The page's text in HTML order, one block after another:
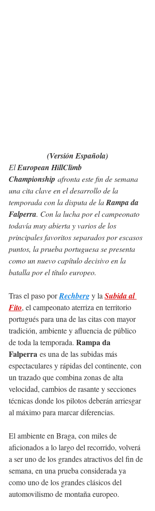
(Versión Española)
El European HillClimb
Championship afronta este fin de semana
una cita clave en el desarrollo de la
temporada con la disputa de la Rampa da
Falperra. Con la lucha por el campeonato
todavía muy abierta y varios de los
principales favoritos separados por escasos
puntos, la prueba portuguesa se presenta
como un nuevo capítulo decisivo en la
batalla por el título europeo.
Tras el paso por Rechberg y la Subida al
Fito, el campeonato aterriza en territorio
portugués para una de las citas con mayor
tradición, ambiente y afluencia de público
de toda la temporada. Rampa da
Falperra es una de las subidas más
espectaculares y rápidas del continente, con
un trazado que combina zonas de alta
velocidad, cambios de rasante y secciones
técnicas donde los pilotos deberán arriesgar
al máximo para marcar diferencias.
El ambiente en Braga, con miles de
aficionados a lo largo del recorrido, volverá
a ser uno de los grandes atractivos del fin de
semana, en una prueba considerada ya
como uno de los grandes clásicos del
automovilismo de montaña europeo.